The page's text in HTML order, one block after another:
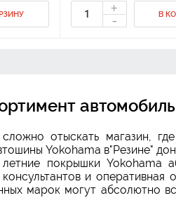
+
- В
отыскать магазин,
Yokohama в"Резине"
покрышки Yokohama
и оперативная
марок могут абсолютно